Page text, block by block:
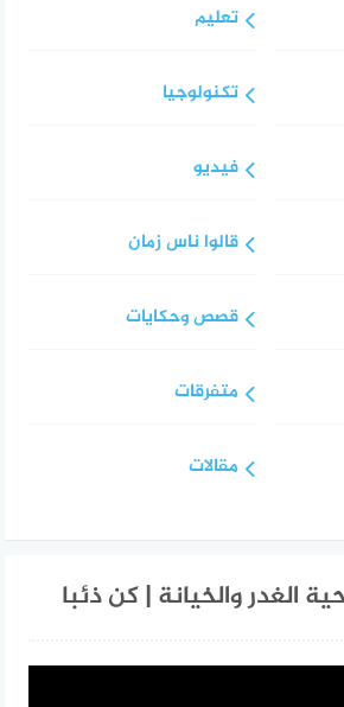
تعليم
تكنولوجيا
فيديو
قالوا ناس زمان
قصص وحكايات
متفرقات
مقالات
الغدر والخيانة | كن ذئبا